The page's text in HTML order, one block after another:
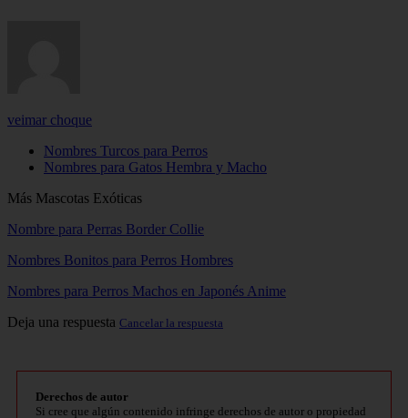
veimar choque
Nombres Turcos para Perros
Nombres para Gatos Hembra y Macho
Más Mascotas Exóticas
Nombre para Perras Border Collie
Nombres Bonitos para Perros Hombres
Nombres para Perros Machos en Japonés Anime
Deja una respuesta Cancelar la respuesta
Derechos de autor
Si cree que algún contenido infringe derechos de autor o propiedad